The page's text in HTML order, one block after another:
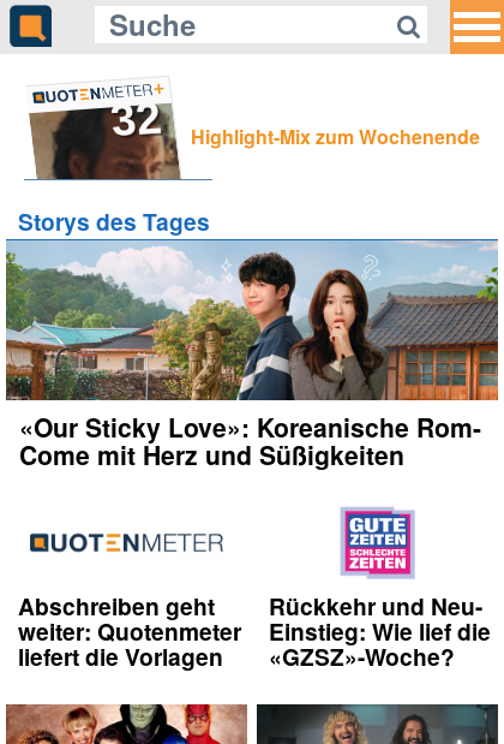
32 Highlight-Mix zum Wochenende
Storys des Tages
«Our Sticky Love»: Koreanische Rom-
Come mit Herz und Süßigkeiten
Abschreiben geht
weiter: Quotenmeter
liefert die Vorlagen
Rückkehr und Neu-
Einstieg: Wie lief die
«GZSZ»-Woche?